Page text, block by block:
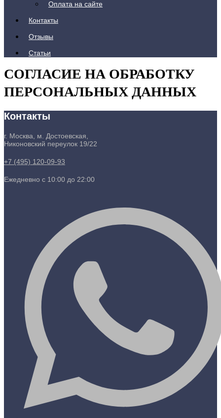
Оплата на сайте
Контакты
Отзывы
Статьи
СОГЛАСИЕ НА ОБРАБОТКУ
ПЕРСОНАЛЬНЫХ ДАННЫХ
Контакты
г. Москва, м. Достоевская,
Никоновский переулок 19/22
+7 (495) 120-09-93
Ежедневно с 10:00 до 22:00